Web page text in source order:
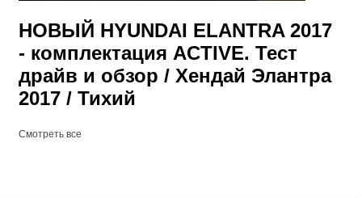
НОВЫЙ HYUNDAI ELANTRA 2017
- комплектация ACTIVE. Тест
драйв и обзор / Хендай Элантра
2017 / Тихий
Смотреть все